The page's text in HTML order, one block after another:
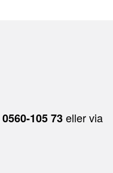
0560-105 73eller via